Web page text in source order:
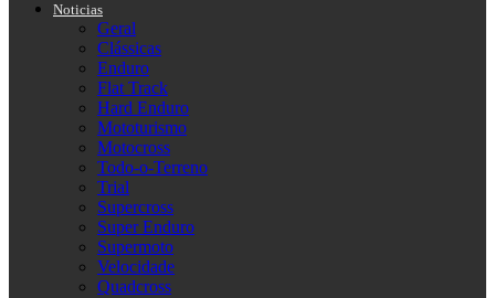
Noticias
Geral
Clássicas
Enduro
Flat Track
Hard Enduro
Mototurismo
Motocross
Todo-o-Terreno
Trial
Supercross
Super Enduro
Supermoto
Velocidade
Quadcross